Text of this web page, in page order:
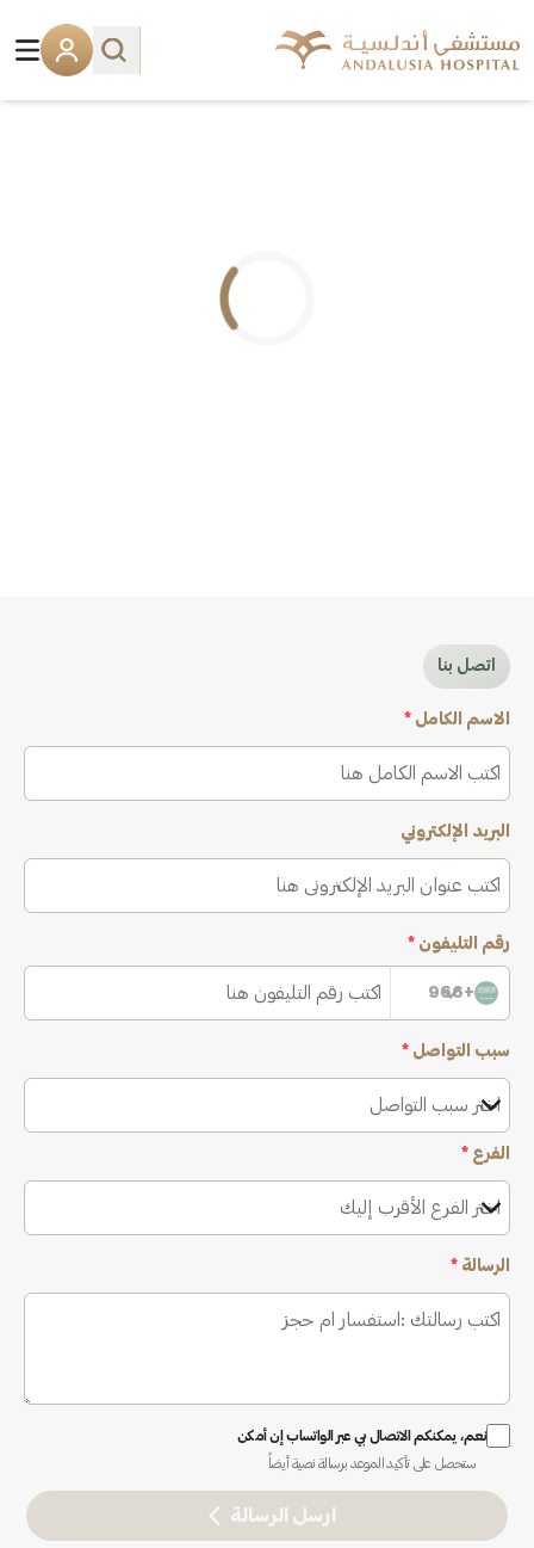
اتصل بنا
الاسم الكامل *
البريد الإلكتروني
رقم التليفون *
+966
سبب التواصل *
اختر سبب التواصل
الفرع *
اختر الفرع الأقرب إليك
الرسالة *
نعم، يمكنكم الاتصال بي عبر الواتساب إن أمكن
ستحصل على تأكيد الموعد برسالة نصية أيضاً
ارسل الرسالة